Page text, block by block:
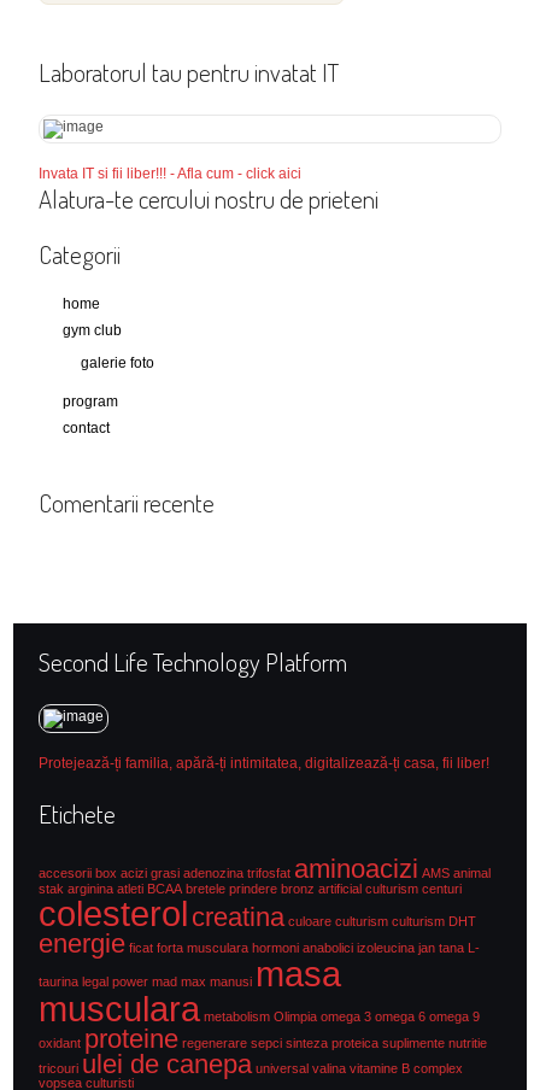
Laboratorul tau pentru invatat IT
Invata IT si fii liber!!! - Afla cum - click aici
Alatura-te cercului nostru de prieteni
Categorii
home
gym club
galerie foto
program
contact
Comentarii recente
Second Life Technology Platform
Protejează-ți familia, apără-ți intimitatea, digitalizează-ți casa, fii liber!
Etichete
accesorii box acizi grasi adenozina trifosfat aminoacizi AMS animal
stak arginina atleti BCAA bretele prindere bronz artificial culturism centuri
colesterol creatina culoare culturism culturism DHT
energie ficat forta musculara hormoni anabolici izoleucina jan tana L-
taurina legal power mad max manusi masa
musculara metabolism Olimpia omega 3 omega 6 omega 9
oxidant proteine regenerare sepci sinteza proteica suplimente nutritie
tricouri ulei de canepa universal valina vitamine B complex
vopsea culturisti